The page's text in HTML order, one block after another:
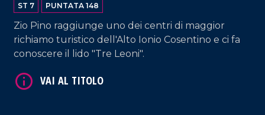
ST 7 PUNTATA 148
Zio Pino raggiunge uno dei centri di maggior
richiamo turistico dell'Alto Ionio Cosentino e ci fa
conoscere il lido "Tre Leoni".
VAI AL TITOLO